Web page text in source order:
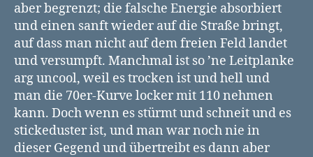
aber begrenzt; die falsche Energie absorbiert
und einen sanft wieder auf die Straße bringt,
auf dass man nicht auf dem freien Feld landet
und versumpft. Manchmal ist so ’ne Leitplanke
arg uncool, weil es trocken ist und hell und
man die 70er-Kurve locker mit 110 nehmen
kann. Doch wenn es stürmt und schneit und es
stickeduster ist, und man war noch nie in
dieser Gegend und übertreibt es dann aber